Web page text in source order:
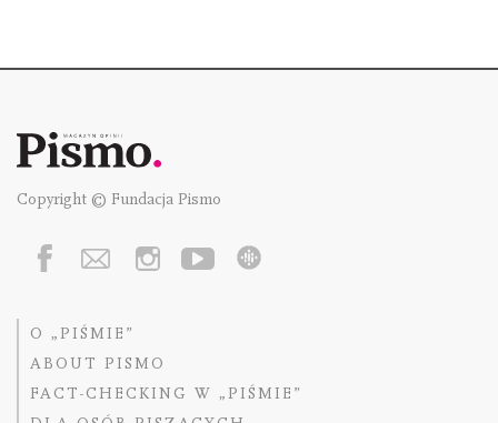
Copyright © Fundacja Pismo
O „PIŚMIE”
ABOUT PISMO
FACT-CHECKING W „PIŚMIE”